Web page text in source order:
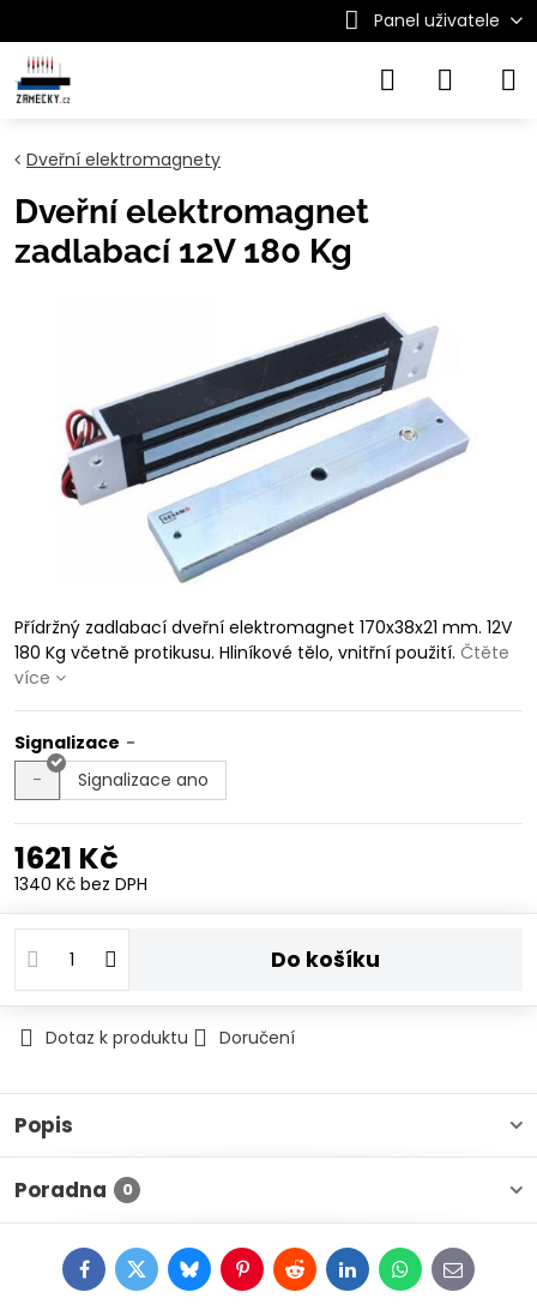
Panel uživatele
Dveřní elektromagnety
Dveřní elektromagnet
zadlabací 12V 180 Kg
Přídržný zadlabací dveřní elektromagnet 170x38x21 mm. 12V
180 Kg včetně protikusu. Hliníkové tělo, vnitřní použití. Čtěte
více
Signalizace
-
Signalizace ano
1621 Kč
1340 Kč bez DPH
Do košíku
Dotaz k produktu Doručení
Popis
Poradna 0
FacebookTwitterBlueskyPinterestRedditLinkedInWhatsApp
E-
mail